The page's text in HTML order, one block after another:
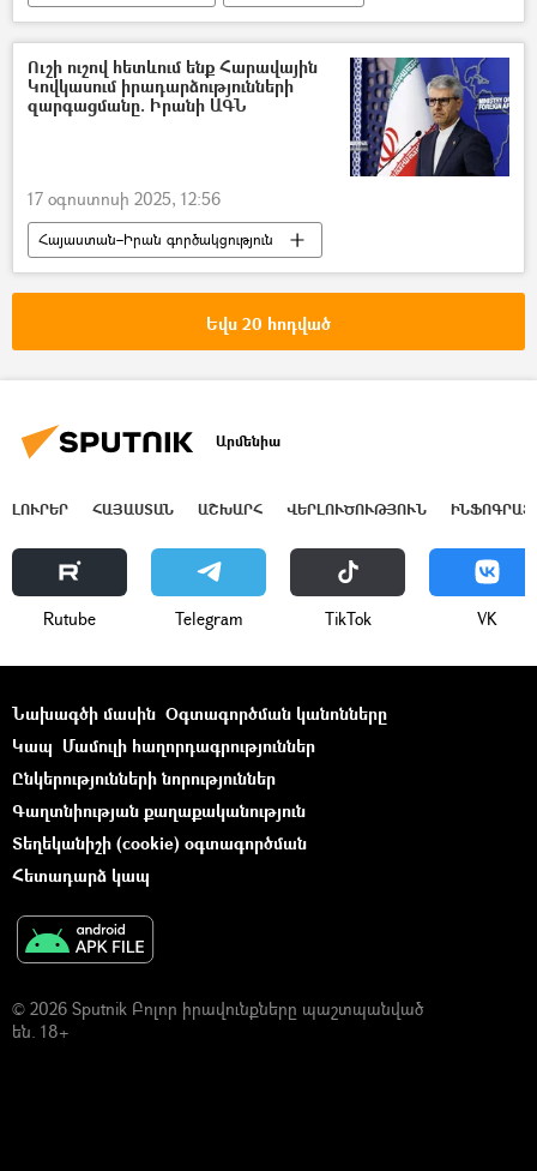
փաստաբան
Լիդյա Մանթաշյան
Ուշի ուշով հետևում ենք Հարավային
Կովկասում իրադարձությունների
զարգացմանը. Իրանի ԱԳՆ
17 օգոստոսի 2025, 12:56
Հայաստան–Իրան գործակցություն
Իրանի Իսլամական Հանրապետություն
Ադրբեջան
Թրամփի ուղի (TRIPP)
Եվս 20 հոդված
Արմենիա
ԼՈՒՐԵՐ ՀԱՅԱՍՏԱՆ ԱՇԽԱՐՀ ՎԵՐԼՈՒԾՈՒԹՅՈՒՆ
Rutube Telegram ТikТоk VK
Նախագծի մասին Օգտագործման կանոնները
Կապ Մամուլի հաղորդագրություններ
Ընկերությունների նորություններ
Գաղտնիության քաղաքականություն
Տեղեկանիշի (cookie) օգտագործման
Հետադարձ կապ
© 2026 Sputnik Բոլոր իրավունքները պաշտպանված
են. 18+